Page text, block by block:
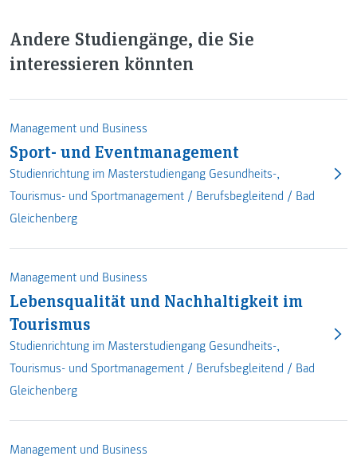
Andere Studiengänge, die Sie
interessieren könnten
Management und Business
Sport- und Eventmanagement
Studienrichtung im Masterstudiengang Gesundheits-,
Tourismus- und Sportmanagement / Berufsbegleitend / Bad
Gleichenberg
Management und Business
Lebensqualität und Nachhaltigkeit im
Tourismus
Studienrichtung im Masterstudiengang Gesundheits-,
Tourismus- und Sportmanagement / Berufsbegleitend / Bad
Gleichenberg
Management und Business